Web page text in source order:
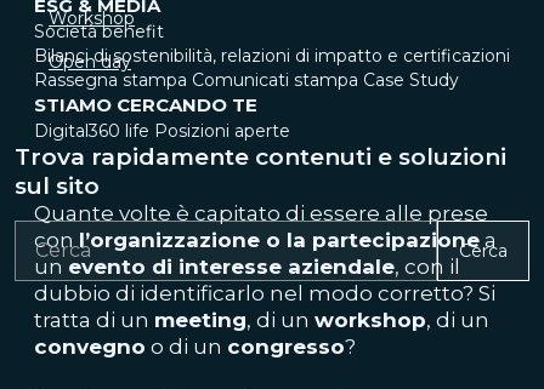
ESG & MEDIA
Società benefit
Bilanci di sostenibilità, relazioni di impatto e certificazioni
Rassegna stampa Comunicati stampa Case Study
STIAMO CERCANDO TE
Digital360 life Posizioni aperte
Trova rapidamente contenuti e soluzioni
sul sito
Cerca
Workshop
Open day
Quante volte è capitato di essere alle prese
conl’organizzazione o la partecipazione a
un evento di interesse aziendale, con il
dubbio di identificarlo nel modo corretto? Si
tratta di un meeting, di un workshop, di un
convegno o di un congresso?